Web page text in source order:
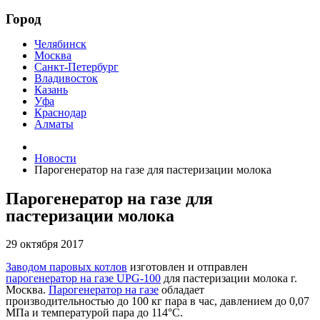
Город
Челябинск
Москва
Санкт-Петербург
Владивосток
Казань
Уфа
Краснодар
Алматы
Новости
Парогенератор на газе для пастеризации молока
Парогенератор на газе для
пастеризации молока
29 октября 2017
Заводом паровых котлов изготовлен и отправлен
парогенератор на газе UPG-100 для пастеризации молока г.
Москва. Парогенератор на газе обладает
производительностью до 100 кг пара в час, давлением до 0,07
МПа и температурой пара до 114°С.